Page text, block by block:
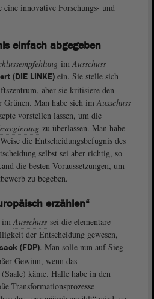
eine innovative Forschungs- und
einfach abgegeben
imAusschuss
(DIE LINKE) ein. Sie stelle sich
aber sie kritisiere den
Grünen. Man habe sich imAusschuss
vorstellen lassen, um die
zu überlassen. Man habe
die Entscheidungsbefugnis des
selbst sei aber richtig, so
die besten Voraussetzungen, um
zu begeben.
erzählen“
imAusschuss sei die elementare
der Entscheidung gewesen,
(FDP). Man solle nun auf Sieg
Gewinn, wenn das
käme. Halle habe in den
Transformationsprozesse